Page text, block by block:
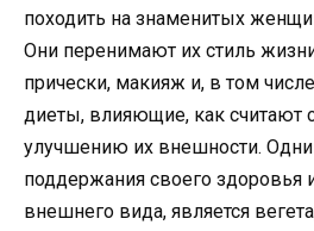
походить на знаменитых
Они перенимают их стиль
прически, макияж и, в том
диеты, влияющие, как считают
улучшению их внешности.
поддержания своего здоровья
внешнего вида, является